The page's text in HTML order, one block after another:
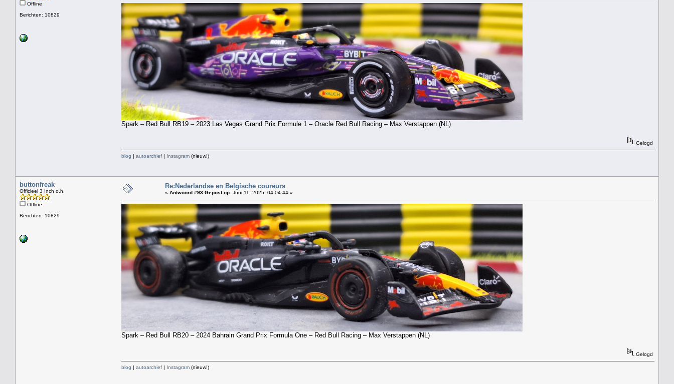
Offline
Berichten: 10829
Spark – Red Bull RB19 – 2023 Las Vegas Grand Prix Formule 1 – Oracle Red Bull Racing – Max Verstappen (NL)
Gelogd
blog | autoarchief | Instagram (nieuw!)
buttonfreak
Officieel 3 Inch o.h.
Offline
Berichten: 10829
Re:Nederlandse en Belgische coureurs
« Antwoord #93 Gepost op: Juni 11, 2025, 04:04:44 »
Spark – Red Bull RB20 – 2024 Bahrain Grand Prix Formula One – Red Bull Racing – Max Verstappen (NL)
Gelogd
blog | autoarchief | Instagram (nieuw!)